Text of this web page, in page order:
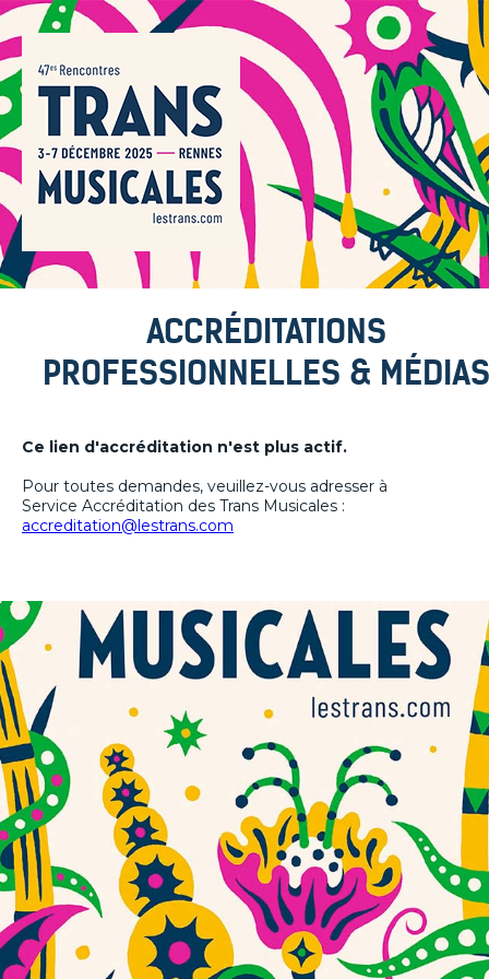
ACCRÉDITATIONS
PROFESSIONNELLES & MÉDIAS
Ce lien d'accréditation n'est plus actif.
Pour toutes demandes, veuillez-vous adresser à
Service Accréditation des Trans Musicales :
accreditation@lestrans.com